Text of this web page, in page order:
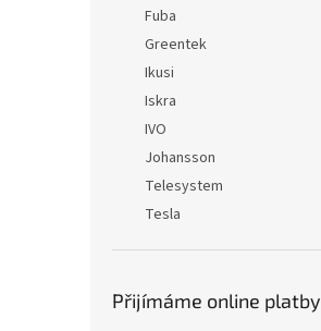
Fuba
Greentek
Ikusi
Iskra
IVO
Johansson
Telesystem
Tesla
Přijímáme online platby